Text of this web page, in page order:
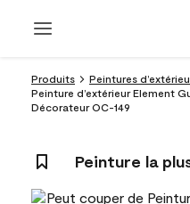
Produits
Peintures
Peinture d’extérieur Element
Décorateur OC-149
Peinture la